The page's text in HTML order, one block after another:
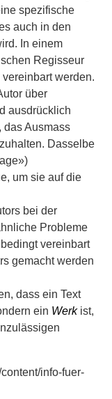
spezifische
auch in den
In einem
Regisseur
werden.
über
ausdrücklich
das Ausmass
Dasselbe
um sie auf die
bei der
Probleme
vereinbart
gemacht werden
dass ein Text
ein Werkist,
info-fuer-